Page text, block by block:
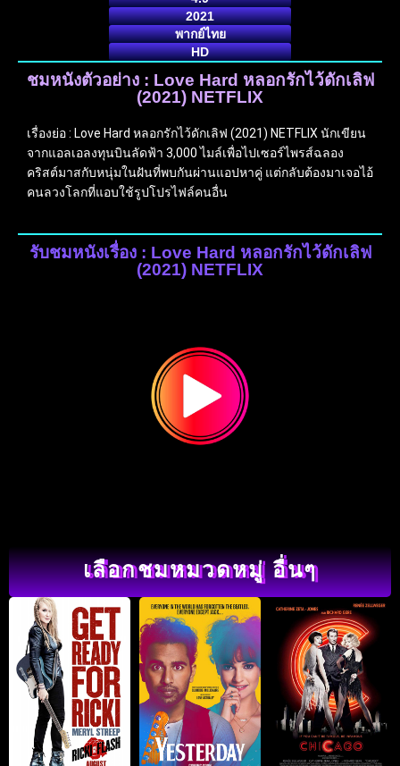
2021
พากย์ไทย
HD
ชมหนังตัวอย่าง : Love Hard หลอกรักไว้ดักเลิฟ
(2021) NETFLIX
เรื่องย่อ : Love Hard หลอกรักไว้ดักเลิฟ (2021) NETFLIX นักเขียน
จากแอลเอลงทุนบินลัดฟ้า 3,000 ไมล์เพื่อไปเซอร์ไพรส์ฉลอง
คริสต์มาสกับหนุ่มในฝันที่พบกันผ่านแอปหาคู่ แต่กลับต้องมาเจอไอ้
คนลวงโลกที่แอบใช้รูปโปรไฟล์คนอื่น
รับชมหนังเรื่อง : Love Hard หลอกรักไว้ดักเลิฟ
(2021) NETFLIX
เลือกชมหมวดหมู่ อื่นๆ